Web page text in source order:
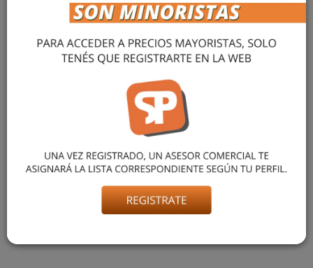
CAMISON SIN
MANGA GALIA
$ 15.300,00
1 de 1